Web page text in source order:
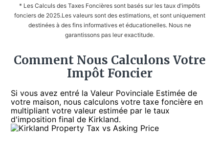
* Les Calculs des Taxes Foncières sont basés sur les taux d'impôts
fonciers de 2025.Les valeurs sont des estimations, et sont uniquement
destinées à des fins informatives et éducationelles. Nous ne
garantissons pas leur exactitude.
Comment Nous Calculons Votre
Impôt Foncier
Si vous avez entré la Valeur Povinciale Estimée de
votre maison, nous calculons votre taxe foncière en
multipliant votre valeur estimée par le taux
d'imposition final de Kirkland.